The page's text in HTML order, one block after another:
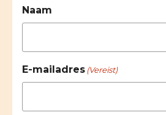
Naam
E-mailadres (Vereist)